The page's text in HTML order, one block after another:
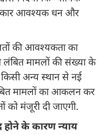
आवश्यक धन और
की आवश्यकता का
लंबित मामलों की संख्या के
अन्य स्थान से नई
मामलों का आकलन कर
मंजूरी दी जाएगी.
होने के कारण न्याय